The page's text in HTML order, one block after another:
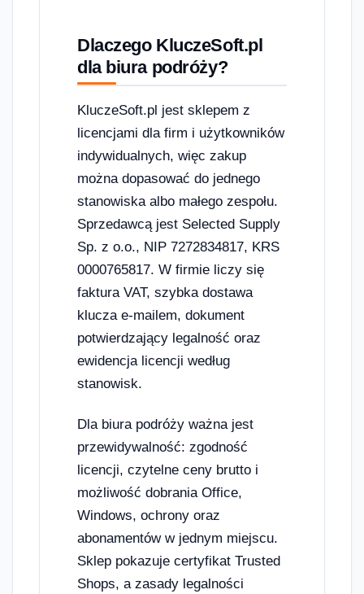
Dlaczego KluczeSoft.pl
dla biura podróży?
KluczeSoft.pl jest sklepem z
licencjami dla firm i użytkowników
indywidualnych, więc zakup
można dopasować do jednego
stanowiska albo małego zespołu.
Sprzedawcą jest Selected Supply
Sp. z o.o., NIP 7272834817, KRS
0000765817. W firmie liczy się
faktura VAT, szybka dostawa
klucza e-mailem, dokument
potwierdzający legalność oraz
ewidencja licencji według
stanowisk.
Dla biura podróży ważna jest
przewidywalność: zgodność
licencji, czytelne ceny brutto i
możliwość dobrania Office,
Windows, ochrony oraz
abonamentów w jednym miejscu.
Sklep pokazuje certyfikat Trusted
Shops, a zasady legalności